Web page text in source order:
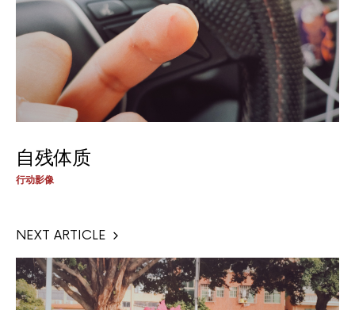
自残体质
行动影像
NEXT ARTICLE